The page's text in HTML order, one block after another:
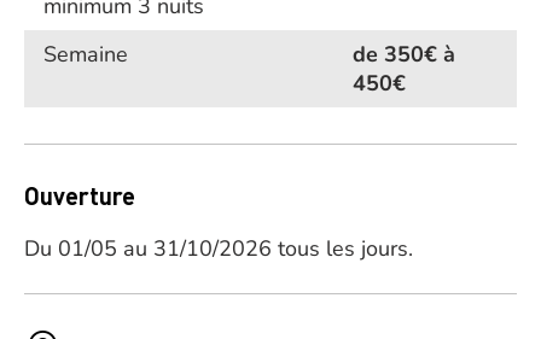
minimum 3 nuits
Semaine
de 350€ à
450€
Ouverture
Du 01/05 au 31/10/2026 tous les jours.